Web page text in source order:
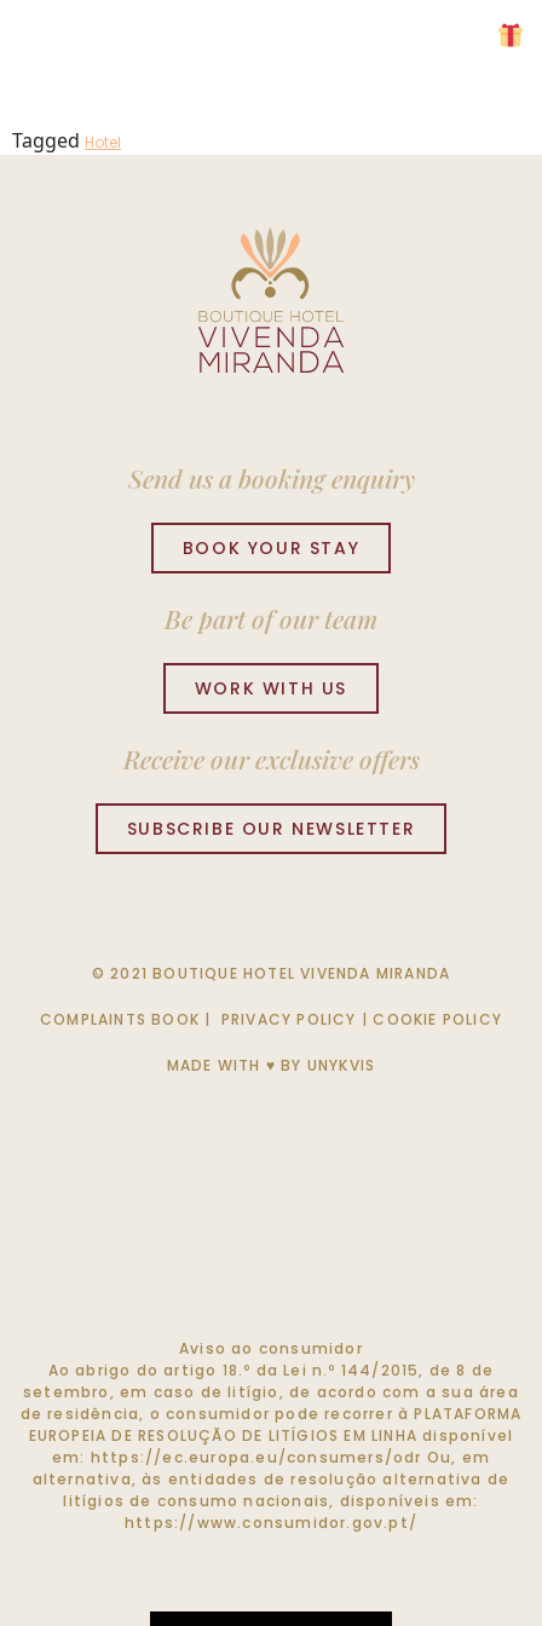
Tagged Hotel
Send us a booking enquiry
BOOK YOUR STAY
Be part of our team
WORK WITH US
Receive our exclusive offers
SUBSCRIBE OUR NEWSLETTER
© 2021 BOUTIQUE HOTEL VIVENDA MIRANDA
COMPLAINTS BOOK | PRIVACY POLICY |COOKIE POLICY
MADE WITH ♥ BY UNYKVIS
Aviso ao consumidor
Ao abrigo do artigo 18.º da Lei n.º 144/2015, de 8 de
setembro, em caso de litígio, de acordo com a sua área
de residência, o consumidor pode recorrer à PLATAFORMA
EUROPEIA DE RESOLUÇÃO DE LITÍGIOS EM LINHA disponível
em: https://ec.europa.eu/consumers/odr Ou, em
alternativa, às entidades de resolução alternativa de
litígios de consumo nacionais, disponíveis em:
https://www.consumidor.gov.pt/